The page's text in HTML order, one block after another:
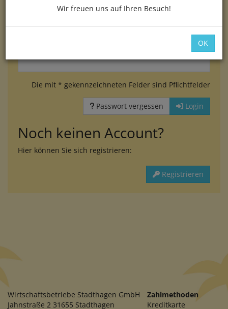
Die mit * gekennzeichneten Felder sind Pflichtfelder
Passwort vergessen Login
Noch keinen Account?
Hier können Sie sich registrieren:
Registrieren
Wirtschaftsbetriebe Stadthagen GmbH
Jahnstraße 2 31655 Stadthagen
Zahlmethoden
Kreditkarte
Wir freuen uns auf Ihren Besuch!
OK